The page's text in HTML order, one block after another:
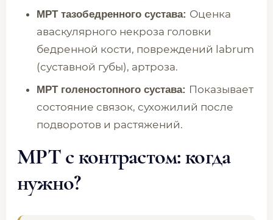
МРТ тазобедренного сустава: Оценка
аваскулярного некроза головки
бедренной кости, повреждений labrum
(суставной губы), артроза.
МРТ голеностопного сустава: Показывает
состояние связок, сухожилий после
подворотов и растяжений.
МРТ с контрастом: когда
нужно?